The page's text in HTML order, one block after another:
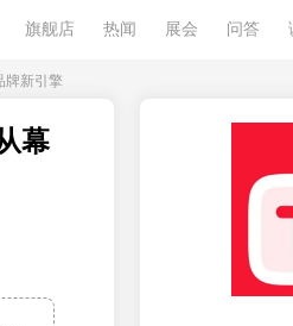
旗舰店 热闻 展会 问答
牌新引擎
幕